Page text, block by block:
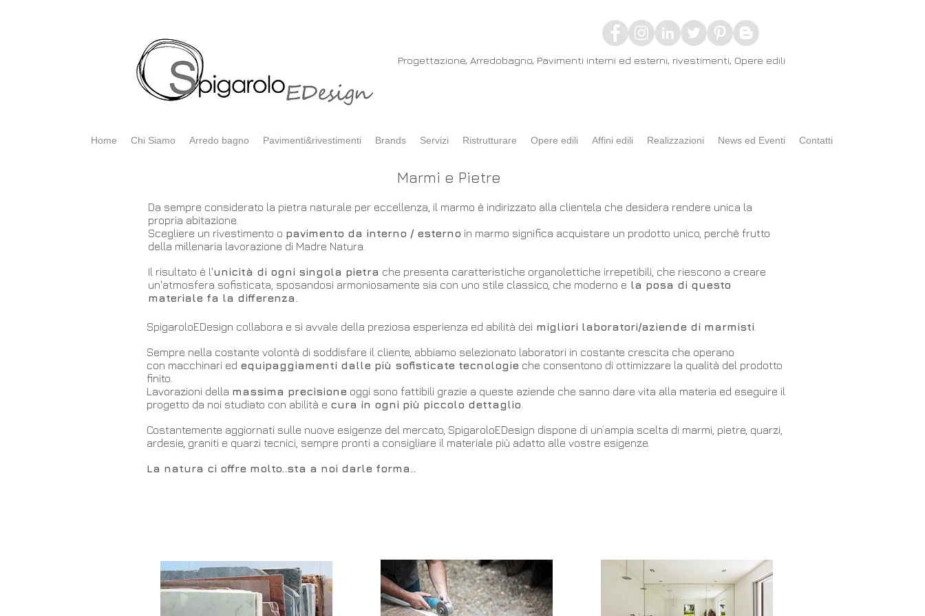
Home Chi Siamo Arredo bagno Pavimenti&rivestimenti Brands Servizi Ristrutturare Opere edili Affini edili Realizzazioni News ed Eventi Contatti
Progettazione, Arredobagno, Pavimenti interni ed esterni, rivestimenti, Opere edili
Marmi e Pietre
SpigaroloEDesign collabora e si avvale della preziosa esperienza ed abilità dei migliori laboratori/aziende di marmisti
Sempre nella costante volontà di soddisfare il cliente, abbiamo selezionato laboratori in costante crescita che operano
con macchinari ed equipaggiamenti dalle più sofisticate tecnologie che consentono di ottimizzare la qualità del prodotto
finito.
Lavorazioni della massima precisione oggi sono fattibili grazie a queste aziende che sanno dare vita alla materia ed eseguire il
progetto da noi studiato con abilità e cura in ogni più piccolo dettaglio
Costantemente aggiornati sulle nuove esigenze del mercato, SpigaroloEDesign dispone di un’ampia scelta di marmi, pietre, quarzi,
ardesie, graniti e quarzi tecnici, sempre pronti a consigliare il materiale più adatto alle vostre esigenze.
La natura ci offre molto..sta a noi darle forma..
Da sempre considerato la pietra naturale per eccellenza, il marmo è indirizzato alla clientela che desidera rendere unica la
propria abitazione.
Scegliere un rivestimento o pavimento da interno / esterno in marmo significa acquistare un prodotto unico, perchè frutto
della millenaria lavorazione di Madre Natura.
Il risultato è l'unicità di ogni singola pietra che presenta caratteristiche organolettiche irrepetibili, che riescono a creare
un'atmosfera sofisticata, sposandosi armoniosamente sia con uno stile classico, che moderno e la posa di questo
materiale fa la differenza.